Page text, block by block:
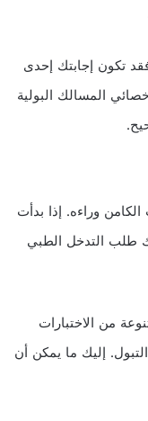
تكون إجابتك إحدى
المسالك البولية
وراءه. إذا بدأت
طلب التدخل الطبي
من الاختبارات
إليك ما يمكن أن